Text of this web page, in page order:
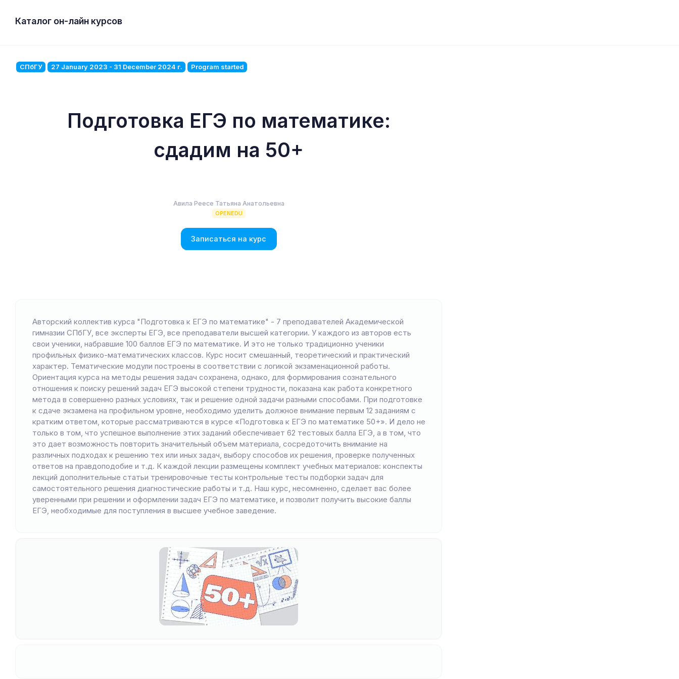
Каталог он-лайн курсов
СПбГУ 27 January 2023 - 31 December 2024 г. Program started
Подготовка ЕГЭ по математике:
сдадим на 50+
Авила Реесе Татьяна Анатольевна
OPENEDU
Записаться на курс
Авторский коллектив курса "Подготовка к ЕГЭ по математике" - 7 преподавателей Академической
гимназии СПбГУ, все эксперты ЕГЭ, все преподаватели высшей категории. У каждого из авторов есть
свои ученики, набравшие 100 баллов ЕГЭ по математике. И это не только традиционно ученики
профильных физико-математических классов. Курс носит смешанный, теоретический и практический
характер. Тематические модули построены в соответствии с логикой экзаменационной работы.
Ориентация курса на методы решения задач сохранена, однако, для формирования сознательного
отношения к поиску решений задач ЕГЭ высокой степени трудности, показана как работа конкретного
метода в совершенно разных условиях, так и решение одной задачи разными способами. При подготовке
к сдаче экзамена на профильном уровне, необходимо уделить должное внимание первым 12 заданиям с
кратким ответом, которые рассматриваются в курсе «Подготовка к ЕГЭ по математике 50+». И дело не
только в том, что успешное выполнение этих заданий обеспечивает 62 тестовых балла ЕГЭ, а в том, что
это дает возможность повторить значительный объем материала, сосредоточить внимание на
различных подходах к решению тех или иных задач, выбору способов их решения, проверке полученных
ответов на правдоподобие и т.д. К каждой лекции размещены комплект учебных материалов: конспекты
лекций дополнительные статьи тренировочные тесты контрольные тесты подборки задач для
самостоятельного решения диагностические работы и т.д. Наш курс, несомненно, сделает вас более
уверенными при решении и оформлении задач ЕГЭ по математике, и позволит получить высокие баллы
ЕГЭ, необходимые для поступления в высшее учебное заведение.